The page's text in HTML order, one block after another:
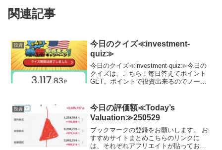
関連記事
投資
今日のクイズ≪investment-
quiz≫
今日のクイズ≪investment-quiz≫今日の
クイズは、こちら！毎日答えてポイント
GET。ポイントで投資出来るのでノーリ
可能！Play to Earn型クイズ...
投資
今日の評価額≪Today’s
Valuation≫250529
ブックマークの登録をお願いします。 お
すすめサイトまとめこちらのリンクに
は、それぞれアフリエイトが貼っており